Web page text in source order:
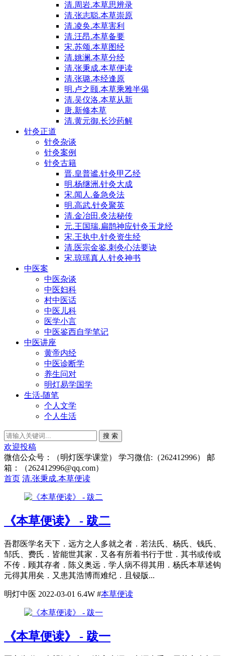
清.周岩.本草思辨录
清.张志聪.本草崇原
清.凌奂.本草害利
清.汪昂.本草备要
宋.苏颂.本草图经
清.姚澜.本草分经
清.张秉成.本草便读
清.张璐.本经逢原
明.卢之颐.本草乘雅半偈
清.吴仪洛.本草从新
唐.新修本草
清.黄元御.长沙药解
针灸正道
针灸杂谈
针灸案例
针灸古籍
晋.皇普谧.针灸甲乙经
明.杨继洲.针灸大成
宋.闻人.备急灸法
明.高武.针灸聚英
清.金冶田.灸法秘传
元.王国瑞.扁鹊神应针灸玉龙经
宋.王执中.针灸资生经
清.医宗金鉴.刺灸心法要诀
宋.琼瑶真人.针灸神书
中医案
中医杂谈
中医妇科
村中医话
中医儿科
医学小言
中医鉴西自学笔记
中医讲座
黄帝内经
中医诊断学
养生问对
明灯易学国学
生活-随笔
个人文学
个人生活
搜 索
欢迎投稿
微信公众号：（明灯医学课堂） 学习微信:（262412996） 邮
箱：（262412996@qq.com）
首页 清.张秉成.本草便读
《本草便读》 - 跋二
吾郡医学名天下．远方之人多就之者．若法氏、杨氏、钱氏、
邹氏、费氏．皆能世其家．又各有所着书行于世．其书或传或
不传．顾其存者．陈义奥远．学人病不得其用．杨氏本草述钩
元得其用矣．又患其浩博而难纪．且锓版...
明灯中医 2022-03-01 6.4W #本草便读
《本草便读》 - 跋一